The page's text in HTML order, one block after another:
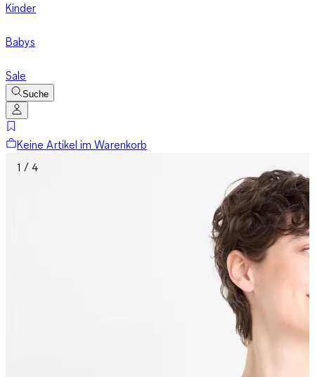
Kinder
Babys
Sale
Suche
Keine Artikel im Warenkorb
1 / 4